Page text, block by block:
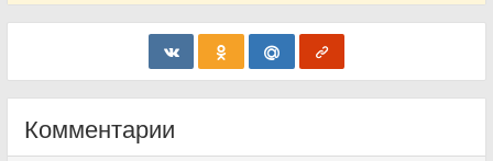
Комментарии